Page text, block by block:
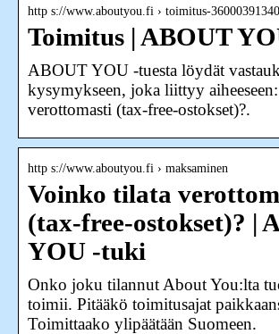
http s://www.aboutyou.fi › toimitus-
Toimitus | ABOUT
ABOUT YOU -tuesta löydät
kysymykseen, joka liittyy
verottomasti (tax-free-ostokset)?.
http s://www.aboutyou.fi › maksaminen
Voinko tilata
(tax-free-ostokset)? |
YOU -tuki
Onko joku tilannut About You:lta
toimii. Pitääkö toimitusajat
Toimittaako ylipäätään Suomeen.